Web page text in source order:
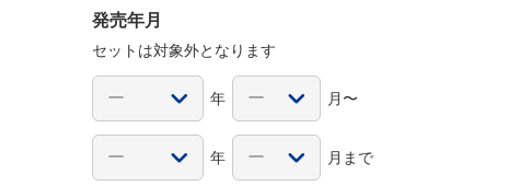
発売年月
セットは対象外となります
年 月〜
年 月まで